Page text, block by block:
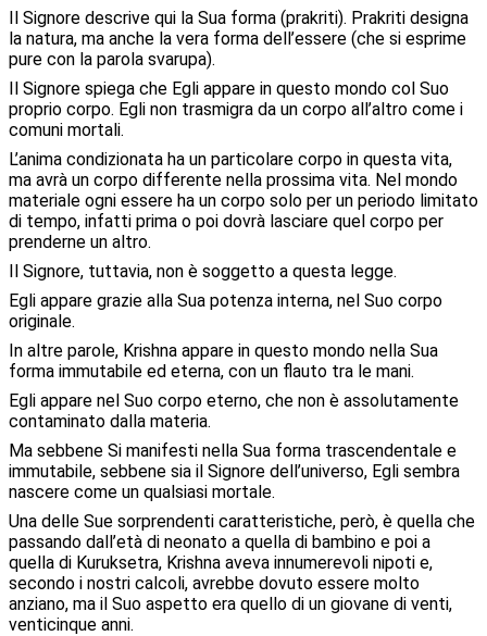
Il Signore descrive qui la Sua forma (prakriti). Prakriti designa
la natura, ma anche la vera forma dell’essere (che si esprime
pure con la parola svarupa).
Il Signore spiega che Egli appare in questo mondo col Suo
proprio corpo. Egli non trasmigra da un corpo all’altro come i
comuni mortali.
L’anima condizionata ha un particolare corpo in questa vita,
ma avrà un corpo differente nella prossima vita. Nel mondo
materiale ogni essere ha un corpo solo per un periodo limitato
di tempo, infatti prima o poi dovrà lasciare quel corpo per
prenderne un altro.
Il Signore, tuttavia, non è soggetto a questa legge.
Egli appare grazie alla Sua potenza interna, nel Suo corpo
originale.
In altre parole, Krishna appare in questo mondo nella Sua
forma immutabile ed eterna, con un flauto tra le mani.
Egli appare nel Suo corpo eterno, che non è assolutamente
contaminato dalla materia.
Ma sebbene Si manifesti nella Sua forma trascendentale e
immutabile, sebbene sia il Signore dell’universo, Egli sembra
nascere come un qualsiasi mortale.
Una delle Sue sorprendenti caratteristiche, però, è quella che
passando dall’età di neonato a quella di bambino e poi a
quella di Kuruksetra, Krishna aveva innumerevoli nipoti e,
secondo i nostri calcoli, avrebbe dovuto essere molto
anziano, ma il Suo aspetto era quello di un giovane di venti,
venticinque anni.